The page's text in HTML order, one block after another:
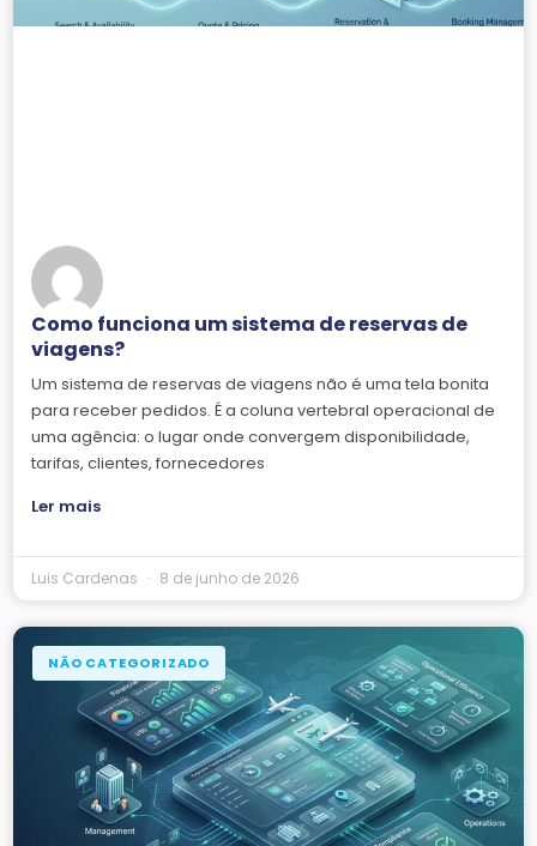
Como funciona um sistema de reservas de
viagens?
Um sistema de reservas de viagens não é uma tela bonita
para receber pedidos. É a coluna vertebral operacional de
uma agência: o lugar onde convergem disponibilidade,
tarifas, clientes, fornecedores
Ler mais
Luis Cardenas 8 de junho de 2026
NÃO CATEGORIZADO